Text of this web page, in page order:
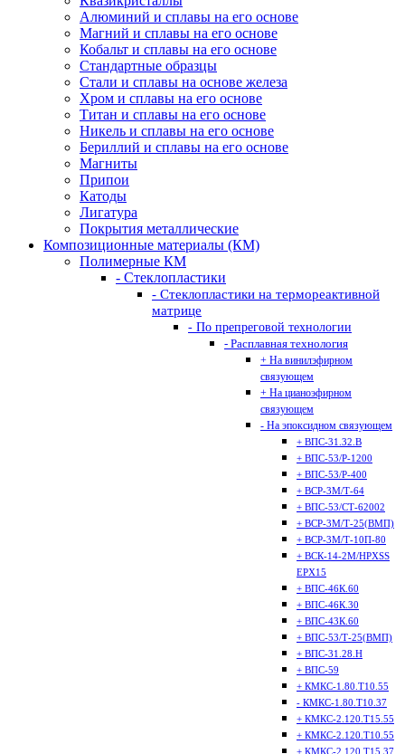
Алюминий и сплавы на его основе
Магний и сплавы на его основе
Кобальт и сплавы на его основе
Стандартные образцы
Стали и сплавы на основе железа
Хром и сплавы на его основе
Титан и сплавы на его основе
Никель и сплавы на его основе
Бериллий и сплавы на его основе
Магниты
Припои
Катоды
Лигатура
Покрытия металлические
Композиционные материалы (КМ)
Полимерные КМ
- Стеклопластики
- Стеклопластики на термореактивной
матрице
- По препреговой технологии
- Расплавная технология
+ На винилэфирном
связующем
+ На цианоэфирном
связующем
- На эпоксидном связующем
+ ВПС-31.32.В
+ ВПС-53/Р-1200
+ ВПС-53/Р-400
+ ВСР-3М/Т-64
+ ВПС-53/СТ-62002
+ ВСР-3М/Т-25(ВМП)
+ ВСР-3М/Т-10П-80
+ ВСК-14-2М/HPXSS
EPX15
+ ВПС-46К.60
+ ВПС-46К.30
+ ВПС-43К.60
+ ВПС-53/Т-25(ВМП)
+ ВПС-31.28.Н
+ ВПС-59
+ КМКС-1.80.Т10.55
- КМКС-1.80.Т10.37
+ КМКС-2.120.Т15.55
+ КМКС-2.120.Т10.55
+ КМКС-2.120.Т15.37